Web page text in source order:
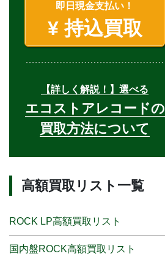
即日現金支払い！
¥持込買取
【詳しく解説！】選べる
エコストアレコードの
買取方法について
高額買取リスト一覧
ROCK LP高額買取リスト
国内盤ROCK高額買取リスト